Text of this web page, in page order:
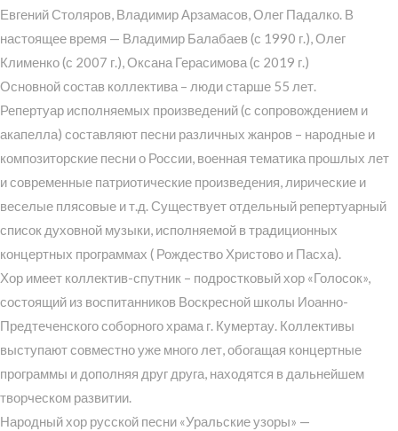
Евгений Столяров, Владимир Арзамасов, Олег Падалко. В
настоящее время — Владимир Балабаев (с 1990 г.), Олег
Клименко (с 2007 г.), Оксана Герасимова (с 2019 г.)
Основной состав коллектива – люди старше 55 лет.
Репертуар исполняемых произведений (с сопровождением и
акапелла) составляют песни различных жанров – народные и
композиторские песни о России, военная тематика прошлых лет
и современные патриотические произведения, лирические и
веселые плясовые и т.д. Существует отдельный репертуарный
список духовной музыки, исполняемой в традиционных
концертных программах ( Рождество Христово и Пасха).
Хор имеет коллектив-спутник – подростковый хор «Голосок»,
состоящий из воспитанников Воскресной школы Иоанно-
Предтеченского соборного храма г. Кумертау. Коллективы
выступают совместно уже много лет, обогащая концертные
программы и дополняя друг друга, находятся в дальнейшем
творческом развитии.
Народный хор русской песни «Уральские узоры» —